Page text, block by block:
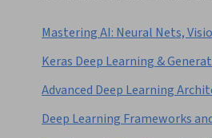
Mastering AI: Neural Nets,
Keras Deep Learning &
Advanced Deep Learning
Deep Learning Frameworks